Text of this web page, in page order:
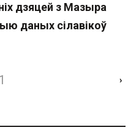
дзяцей з Мазыра
даных сілавікоў
1 ›